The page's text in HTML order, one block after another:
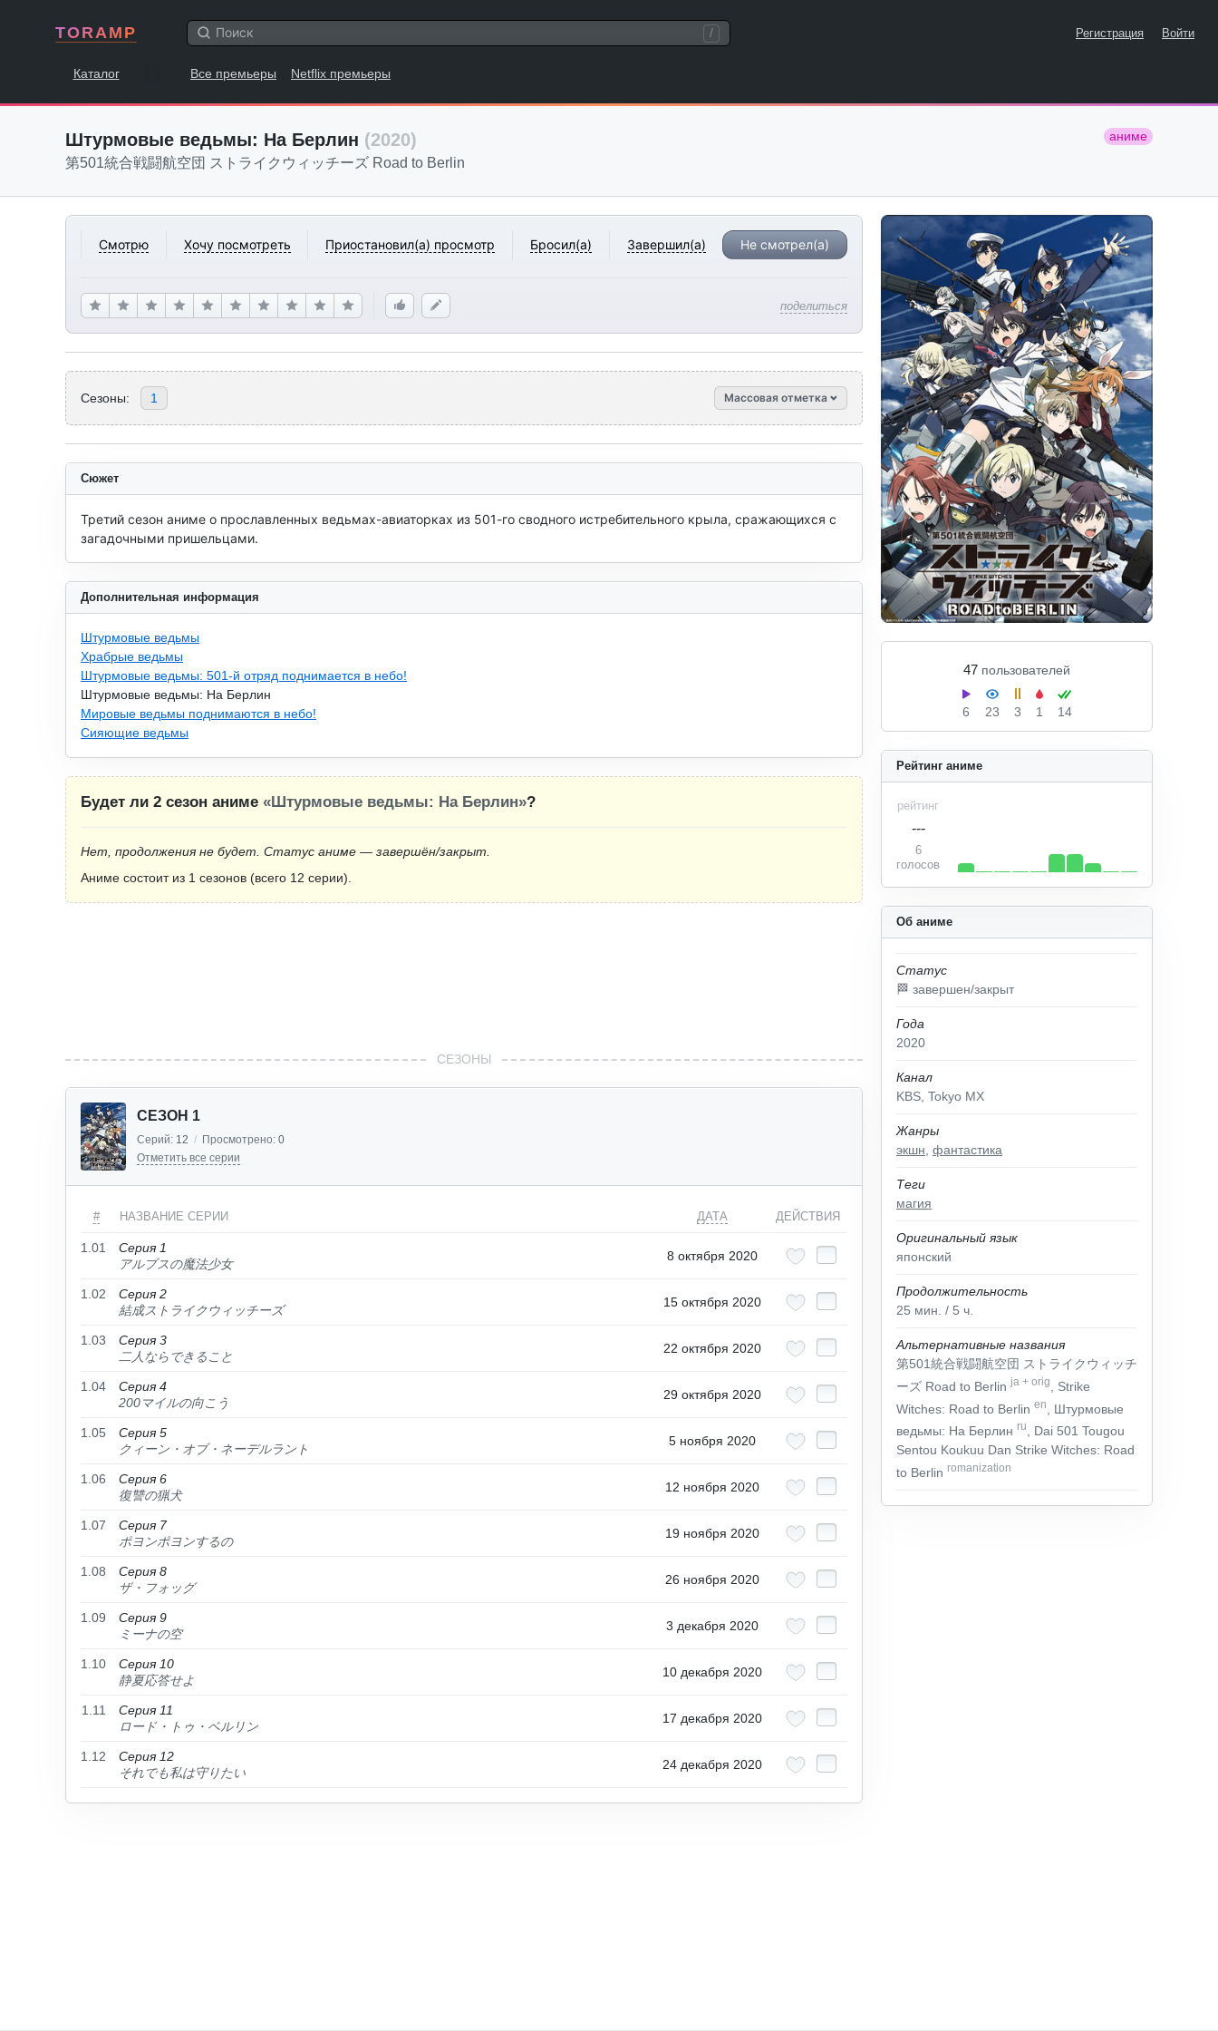
TORAMP / Регистрация Войти
Каталог Все премьеры Netflix премьеры
Штурмовые ведьмы: На Берлин (2020) аниме
第501統合戦闘航空団 ストライクウィッチーズ Road to Berlin
Смотрю Хочу посмотреть Приостановил(а) просмотр Бросил(а) Завершил(а) Не смотрел(а)
поделиться
47 пользователей
6 23 3 1 14
Сезоны: 1 Массовая отметка
Об аниме
Статус
🏁 завершен/закрыт
Года
2020
Канал
KBS, Tokyo MX
Жанры
экшн фантастика
Теги
магия
Оригинальный язык
японский
Продолжительность
25 мин. / 5 ч.
Альтернативные названия
第501統合戦闘航空団 ストライクウィッチ
ーズ Road to Berlinja + orig
, Strike
Witches: Road to Berlin en
, Штурмовые
ведьмы: На Берлин ru
, Dai 501 Tougou
Sentou Koukuu Dan Strike Witches: Road
to Berlin romanization
Рейтинг аниме
рейтинг
---
6
голосов
Сюжет
Третий сезон аниме о прославленных ведьмах-авиаторках из 501-го сводного истребительного крыла, сражающихся с
загадочными пришельцами.
Дополнительная информация
Штурмовые ведьмы
Храбрые ведьмы
Штурмовые ведьмы: 501-й отряд поднимается в небо!
Штурмовые ведьмы: На Берлин
Мировые ведьмы поднимаются в небо!
Сияющие ведьмы
Будет ли 2 сезон аниме «Штурмовые ведьмы: На Берлин»?
Нет, продолжения не будет. Статус аниме — завершён/закрыт.
Аниме состоит из 1 сезонов (всего 12 серии).
СЕЗОНЫ
СЕЗОН 1
Серий: 12 / Просмотрено: 0
Отметить все серии
# НАЗВАНИЕ СЕРИИ ДАТА ДЕЙСТВИЯ
1.01
Серия 1
アルプスの魔法少女
8 октября 2020
1.02
Серия 2
結成ストライクウィッチーズ
15 октября 2020
1.03
Серия 3
二人ならできること
22 октября 2020
1.04
Серия 4
200マイルの向こう
29 октября 2020
1.05
Серия 5
クィーン・オブ・ネーデルラント
5 ноября 2020
1.06
Серия 6
復讐の猟犬
12 ноября 2020
1.07
Серия 7
ポヨンポヨンするの
19 ноября 2020
1.08
Серия 8
ザ・フォッグ
26 ноября 2020
1.09
Серия 9
ミーナの空
3 декабря 2020
1.10
Серия 10
静夏応答せよ
10 декабря 2020
1.11
Серия 11
ロード・トゥ・ベルリン
17 декабря 2020
1.12
Серия 12
それでも私は守りたい
24 декабря 2020